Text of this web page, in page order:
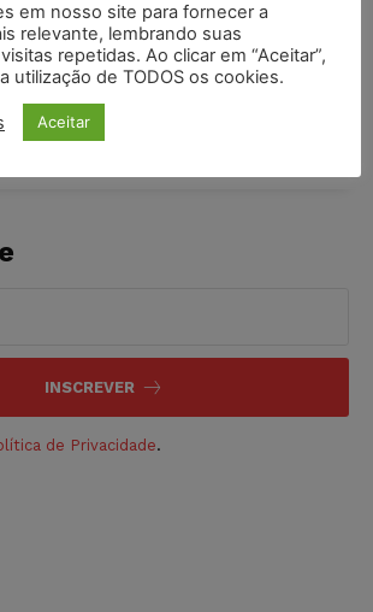
COMPARTILHE
INSCREVER
de Privacidade.
em nosso site para fornecer a
relevante, lembrando suas
repetidas. Ao clicar em “Aceitar”,
utilização de TODOS os cookies.
Aceitar